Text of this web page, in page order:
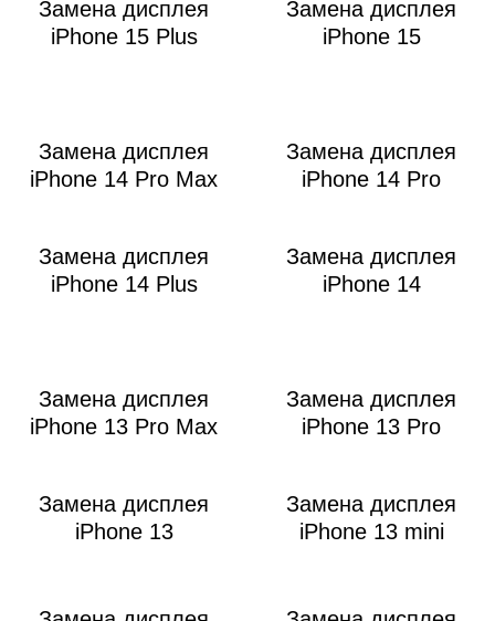
Замена дисплея
iPhone 15 Plus
Замена дисплея
iPhone 15
Замена дисплея
iPhone 14 Pro Max
Замена дисплея
iPhone 14 Pro
Замена дисплея
iPhone 14 Plus
Замена дисплея
iPhone 14
Замена дисплея
iPhone 13 Pro Max
Замена дисплея
iPhone 13 Pro
Замена дисплея
iPhone 13
Замена дисплея
iPhone 13 mini